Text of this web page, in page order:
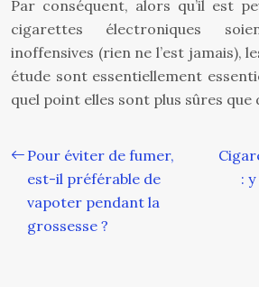
Par conséquent, alors qu’il est
cigarettes électroniques
inoffensives (rien ne l’est jamais),
étude sont essentiellement
quel point elles sont plus sûres que
Pour éviter de fumer,
est-il préférable de
vapoter pendant la
grossesse ?
: